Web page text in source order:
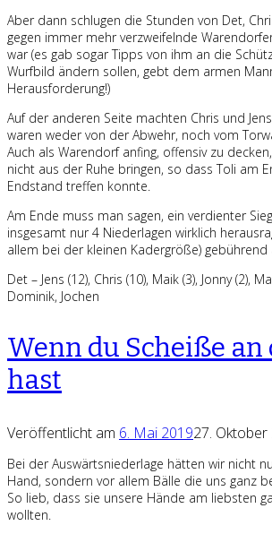
Aber dann schlugen die Stunden von Det,
gegen immer mehr verzweifelnde
war (es gab sogar Tipps von ihm an die
Wurfbild ändern sollen, gebt dem armen
Herausforderung!)
Auf der anderen Seite machten Chris und
waren weder von der Abwehr, noch vom
Auch als Warendorf anfing, offensiv zu
nicht aus der Ruhe bringen, so dass Toli am
Endstand treffen konnte.
Am Ende muss man sagen, ein verdienter
insgesamt nur 4 Niederlagen wirklich
allem bei der kleinen Kadergröße) gebührend
Det – Jens (12), Chris (10), Maik (3), Jonny (2),
Dominik, Jochen
Wenn du Scheiße an
hast
Veröffentlicht am 6. Mai 201927. Oktober
Bei der Auswärtsniederlage hätten wir nicht
Hand, sondern vor allem Bälle die uns ganz
So lieb, dass sie unsere Hände am liebsten
wollten.